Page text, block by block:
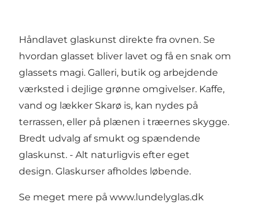
Håndlavet glaskunst direkte fra ovnen. Se
hvordan glasset bliver lavet og få en snak om
glassets magi. Galleri, butik og arbejdende
værksted i dejlige grønne omgivelser. Kaffe,
vand og lækker Skarø is, kan nydes på
terrassen, eller på plænen i træernes skygge.
Bredt udvalg af smukt og spændende
glaskunst. - Alt naturligvis efter eget
design. Glaskurser afholdes løbende.
Se meget mere på www.lundelyglas.dk